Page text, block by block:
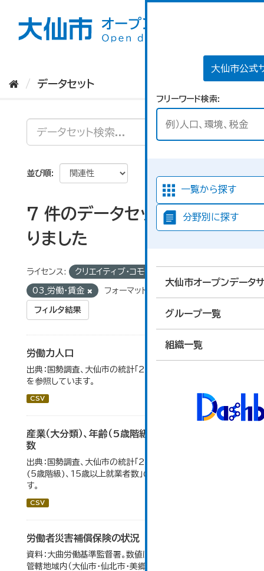
大仙市公式
フリーワード検索
一覧から探す
分野別に探す
大仙市オープンデータ
グループ一覧
組織一覧
データセット
並び順
7 件のデータセットが見つか
りました
ライセンス: クリエイティブ・コモンズ 表示
03_労働・賃金 フォーマット:
フィルタ結果
労働力人口
出典：国勢調査、大仙市の統計「2-6 労働力人口」のデータ
を参照しています。
CSV
産業（大分類）、年齢（5歳階級）、15歳以上就業者
数
出典：国勢調査、大仙市の統計「2-7 産業(大分類)、年齢
(5歳階級)、15歳以上就業者数」のデータを参照していま
す。
CSV
労働者災害補償保険の状況
資料：大曲労働基準監督署。数値は大曲労働基準監督署の
管轄地域内（大仙市・仙北市・美郷町）の合計。 保険給付件